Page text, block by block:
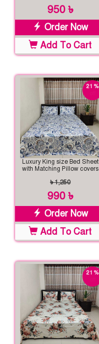
950 ৳
Order Now
Add To Cart
21 %
Luxury King size Bed Sheet
with Matching Pillow covers
৳ 1,250
990 ৳
Order Now
Add To Cart
21 %